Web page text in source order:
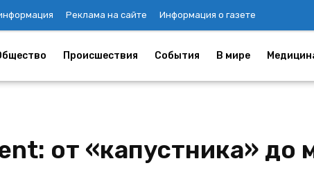
Реклама на сайте Информация о газете
Происшествия События В мире
от «капустника» до